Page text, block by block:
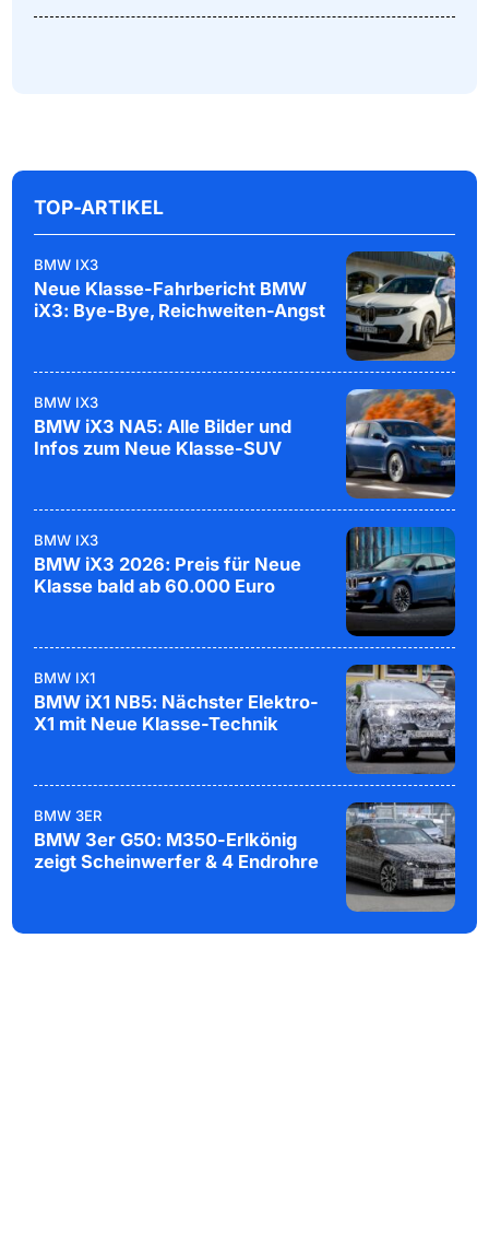
TOP-ARTIKEL
BMW IX3
Neue Klasse-Fahrbericht BMW
iX3: Bye-Bye, Reichweiten-Angst
BMW IX3
BMW iX3 NA5: Alle Bilder und
Infos zum Neue Klasse-SUV
BMW IX3
BMW iX3 2026: Preis für Neue
Klasse bald ab 60.000 Euro
BMW IX1
BMW iX1 NB5: Nächster Elektro-
X1 mit Neue Klasse-Technik
BMW 3ER
BMW 3er G50: M350-Erlkönig
zeigt Scheinwerfer & 4 Endrohre